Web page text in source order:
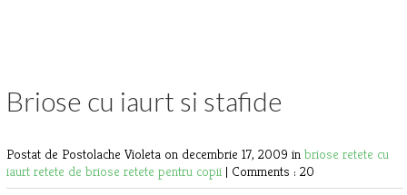
Briose cu iaurt si stafide
Postat de Postolache Violeta on decembrie 17, 2009 in briose retete cu
iaurt retete de briose retete pentru copii | Comments : 20